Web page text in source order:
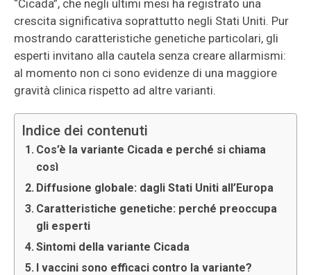
“Cicada”, che negli ultimi mesi ha registrato una
crescita significativa soprattutto negli Stati Uniti. Pur
mostrando caratteristiche genetiche particolari, gli
esperti invitano alla cautela senza creare allarmismi:
al momento non ci sono evidenze di una maggiore
gravità clinica rispetto ad altre varianti.
Indice dei contenuti
Cos’è la variante Cicada e perché si chiama
così
Diffusione globale: dagli Stati Uniti all’Europa
Caratteristiche genetiche: perché preoccupa
gli esperti
Sintomi della variante Cicada
I vaccini sono efficaci contro la variante?